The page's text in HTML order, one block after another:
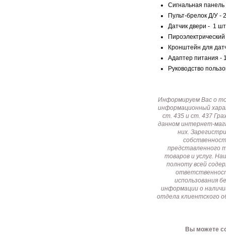
Сигнальная панель
Пульт-брелок Д/У -
Датчик двери - 1
Кронштейн для
Адаптер питания -
Руководство
Информируем Вас о
информационный
ст. 435 и ст. 437
данном интернет-
них.
представленного
товаров и услуг.
полноту всей
использования
информации о
отдела клиентского
Вы можете